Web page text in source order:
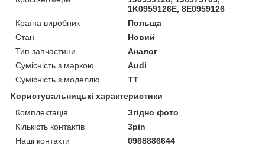
1K0959126E, 8E0959126
Країна виробник
Польща
Стан
Новий
Тип запчастини
Аналог
Сумісність з маркою
Audi
Сумісність з моделлю
TT
Користувальницькі характеристики
Комплектація
Згідно фото
Кількість контактів
3pin
Наші контакти
0968886644